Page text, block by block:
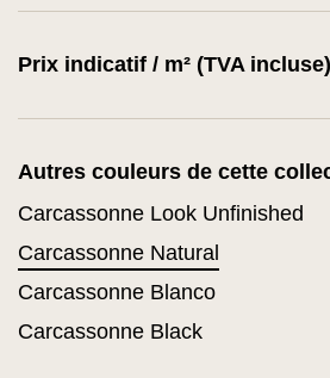
Prix indicatif / m² (TVA
Autres couleurs de cette
Carcassonne Look Unfinished
Carcassonne Natural
Carcassonne Blanco
Carcassonne Black